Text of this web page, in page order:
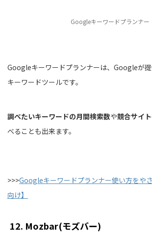
Googleキーワードプランナー
Googleキーワードプランナーは、Googleが
キーワードツールです。
調べたいキーワードの月間検索数や競合サイ
べることも出来ます。
>>>Googleキーワードプランナー使い方をや
向け】
12. Mozbar(モズバー)